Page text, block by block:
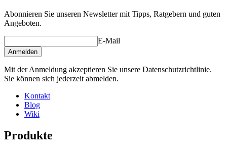
Abonnieren Sie unseren Newsletter mit Tipps, Ratgebern und guten
Angeboten.
E-Mail
Anmelden
Mit der Anmeldung akzeptieren Sie unsere Datenschutzrichtlinie.
Sie können sich jederzeit abmelden.
Kontakt
Blog
Wiki
Produkte